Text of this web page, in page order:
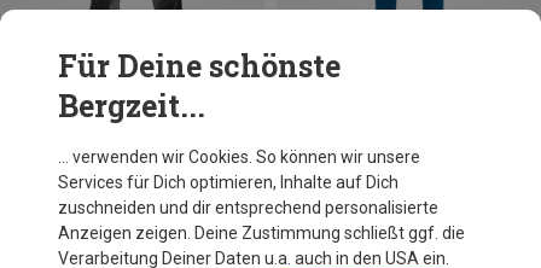
DNA PTC Alpha Hose
239,95 €
S M L XL
Für Deine schönste
Bergzeit...
… verwenden wir Cookies. So können wir unsere
Services für Dich optimieren, Inhalte auf Dich
zuschneiden und dir entsprechend personalisierte
Anzeigen zeigen. Deine Zustimmung schließt ggf. die
Verarbeitung Deiner Daten u.a. auch in den USA ein.